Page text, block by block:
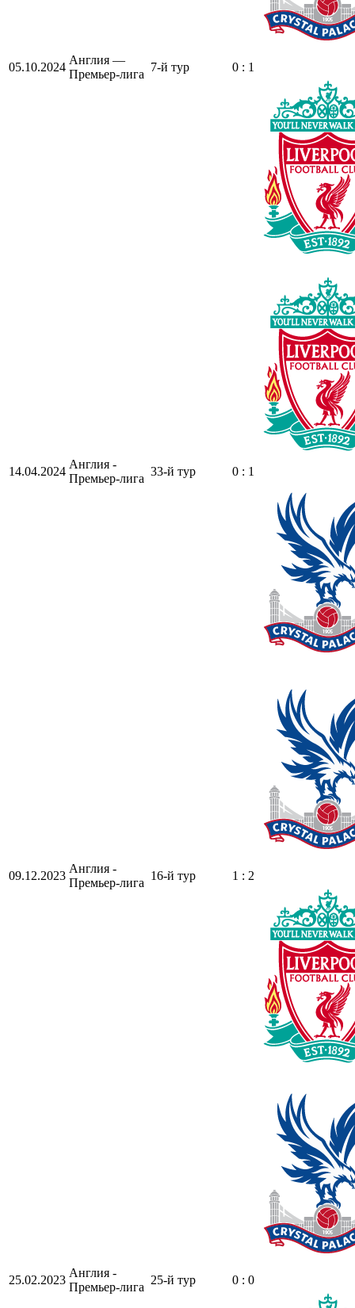
05.10.2024
Англия —
Премьер-лига
7-й тур 0 : 1
14.04.2024
Англия -
Премьер-лига
33-й тур 0 : 1
09.12.2023
Англия -
Премьер-лига
16-й тур 1 : 2
25.02.2023
Англия -
Премьер-лига
25-й тур 0 : 0